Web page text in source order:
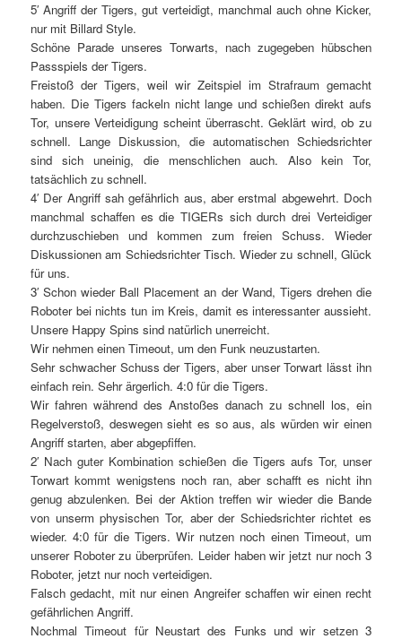
5′ Angriff der Tigers, gut verteidigt, manchmal auch ohne Kicker,
nur mit Billard Style.
Schöne Parade unseres Torwarts, nach zugegeben hübschen
Passspiels der Tigers.
Freistoß der Tigers, weil wir Zeitspiel im Strafraum gemacht
haben. Die Tigers fackeln nicht lange und schießen direkt aufs
Tor, unsere Verteidigung scheint überrascht. Geklärt wird, ob zu
schnell. Lange Diskussion, die automatischen Schiedsrichter
sind sich uneinig, die menschlichen auch. Also kein Tor,
tatsächlich zu schnell.
4′ Der Angriff sah gefährlich aus, aber erstmal abgewehrt. Doch
manchmal schaffen es die TIGERs sich durch drei Verteidiger
durchzuschieben und kommen zum freien Schuss. Wieder
Diskussionen am Schiedsrichter Tisch. Wieder zu schnell, Glück
für uns.
3′ Schon wieder Ball Placement an der Wand, Tigers drehen die
Roboter bei nichts tun im Kreis, damit es interessanter aussieht.
Unsere Happy Spins sind natürlich unerreicht.
Wir nehmen einen Timeout, um den Funk neuzustarten.
Sehr schwacher Schuss der Tigers, aber unser Torwart lässt ihn
einfach rein. Sehr ärgerlich. 4:0 für die Tigers.
Wir fahren während des Anstoßes danach zu schnell los, ein
Regelverstoß, deswegen sieht es so aus, als würden wir einen
Angriff starten, aber abgepfiffen.
2′ Nach guter Kombination schießen die Tigers aufs Tor, unser
Torwart kommt wenigstens noch ran, aber schafft es nicht ihn
genug abzulenken. Bei der Aktion treffen wir wieder die Bande
von unserm physischen Tor, aber der Schiedsrichter richtet es
wieder. 4:0 für die Tigers. Wir nutzen noch einen Timeout, um
unserer Roboter zu überprüfen. Leider haben wir jetzt nur noch 3
Roboter, jetzt nur noch verteidigen.
Falsch gedacht, mit nur einen Angreifer schaffen wir einen recht
gefährlichen Angriff.
Nochmal Timeout für Neustart des Funks und wir setzen 3